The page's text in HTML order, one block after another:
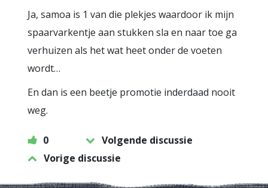
Ja, samoa is 1 van die plekjes waardoor ik mijn
spaarvarkentje aan stukken sla en naar toe ga
verhuizen als het wat heet onder de voeten
wordt…
En dan is een beetje promotie inderdaad nooit
weg.
0
Volgende discussie
Vorige discussie